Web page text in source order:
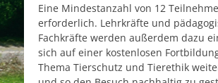
Eine Mindestanzahl von 12
erforderlich. Lehrkräfte und
Fachkräfte werden außerdem dazu
sich auf einer kostenlosen
Thema Tierschutz und Tierethik